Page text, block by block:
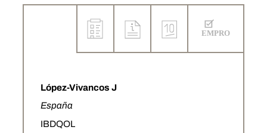
López-Vivancos J
España
IBDQOL